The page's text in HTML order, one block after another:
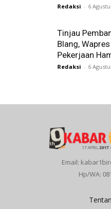
Redaksi - 6
Tinjau
Blang,
Pekerjaan
Redaksi - 6
Email:
Hp/WA: